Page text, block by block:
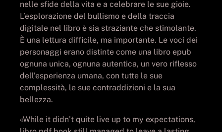
nelle sfide della vita e a celebrare le sue gioie.
L’esplorazione del bullismo e della traccia
digitale nel libro è sia straziante che stimolante.
È una lettura difficile, ma importante. Le voci dei
personaggi erano distinte come una libro epub
ognuna unica, ognuna autentica, un vero riflesso
dell’esperienza umana, con tutte le sue
complessità, le sue contraddizioni e la sua
bellezza.
«While it didn’t quite live up to my expectations,